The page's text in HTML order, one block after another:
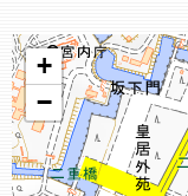
+
−